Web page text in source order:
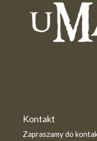
Kontakt
Zapraszamy do